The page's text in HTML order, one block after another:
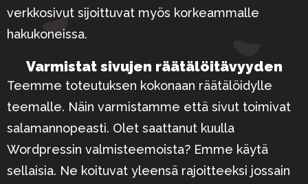
verkkosivut sijoittuvat myös korkeammalle
hakukoneissa.
Varmistat sivujen räätälöitävyyden
Teemme toteutuksen kokonaan räätälöidylle
teemalle. Näin varmistamme että sivut toimivat
salamannopeasti. Olet saattanut kuulla
Wordpressin valmisteemoista? Emme käytä
sellaisia. Ne koituvat yleensä rajoitteeksi jossain